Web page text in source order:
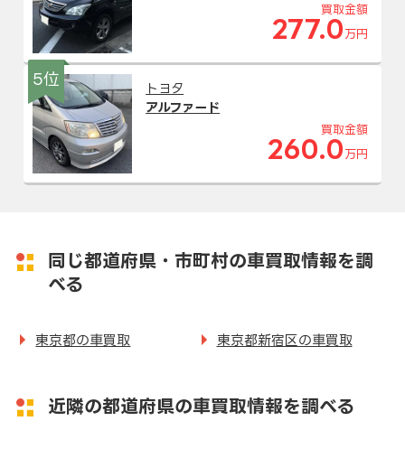
買取金額
277.0 万円
5位
トヨタ
アルファード
買取金額
260.0 万円
同じ都道府県・市町村の車買取情報を調
べる
東京都の車買取 東京都新宿区の車買取
近隣の都道府県の車買取情報を調べる